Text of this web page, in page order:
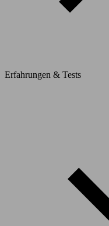
Erfahrungen & Tests